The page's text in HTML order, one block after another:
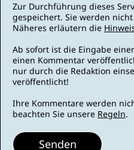
Zur Durchführung dieses
gespeichert. Sie werden
Näheres erläutern die
Ab sofort ist die Eingabe
einen Kommentar
nur durch die Redaktion
veröffentlicht!
Ihre Kommentare werden
beachten Sie unsere Regeln.
Senden